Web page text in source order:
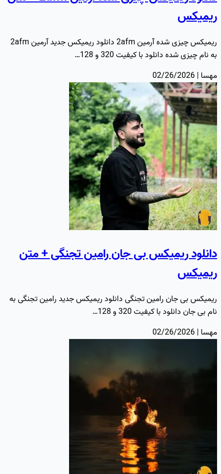
ریمیکس
ریمیکس چیزی شده آرمین 2afm دانلود ریمیکس جدید آرمین 2afm
به نام چیزی شده دانلود با کیفیت 320 و 128…
مهسا | 02/26/2026
دانلود ریمیکس بی جان رامین تجنگی + متن
ریمیکس
ریمیکس بی جان رامین تجنگی دانلود ریمیکس جدید رامین تجنگی به
نام بی جان دانلود با کیفیت 320 و 128…
مهسا | 02/26/2026